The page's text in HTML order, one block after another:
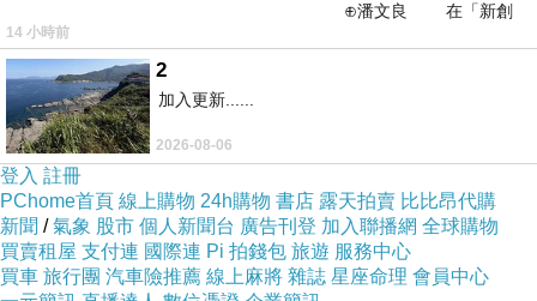
主廚精選美國鹿兒島極黑豬排
剖面可看到豬排不同肥瘦的肌理紋路 口感鮮嫩彈牙
搭配烤食蔬 蓮藕 香菇 紫馬鈴薯 櫛瓜 不僅營養均衡
掉不少油膩感 佐上奶油蘑菇醬 也是別有一番風味
⊕潘文良 在「新創
之谷」裡——
14 小時前
2
加入更新......
2026-08-06
登入 註冊
PChome首頁 線上購物 24h購物 書店 露天拍賣 比比昂代購
新聞 /氣象 股市 個人新聞台 廣告刊登 加入聯播網 全球購物
買賣租屋 支付連 國際連 Pi 拍錢包 旅遊 服務中心
買車 旅行團 汽車險推薦 線上麻將 雜誌 星座命理 會員中心